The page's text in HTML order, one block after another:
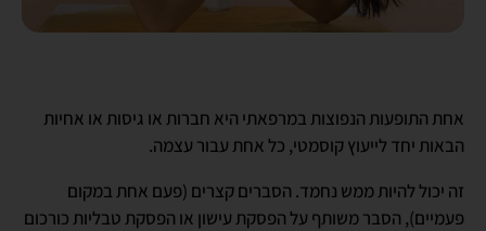
אחת התופעות הנפוצות במרפאתי היא חברות או גיסות או אחיות
הבאות יחד לייעוץ קוסמטי, כל אחת עבור עצמה.
זה יכול להיות ממש נחמד. הסברים קצרים (פעם אחת במקום
פעמיים), הסבר משותף על הפסקת עישון או הפסקת טבליות כורכום